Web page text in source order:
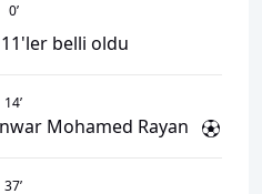
0’
belli oldu
14’
Mohamed Rayan
37’